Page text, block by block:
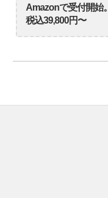
Amazonで受付開始。
税込39,800円〜